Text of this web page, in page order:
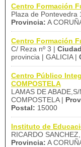
Centro Formación
Plaza de Pontevedra
Provincia: A
Centro Formación
C/ Reza nº 3 |
provincia | GALICIA |
Centro Público
COMPOSTELA
LAMAS DE ABADE,S/
COMPOSTELA |
Postal: 15000
Instituto de
RICARDO
Provincia: A